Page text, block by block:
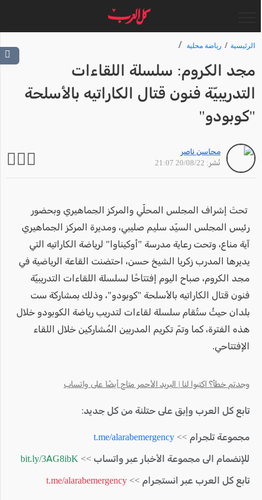
الرئيسية رياضة محلية
مجد الكروم: سلسلة اللقاءات
التدريبيّة فنون قتال الكاراتيه بالأسلحة
"كوبودو"
محاسن ناصر
نُشر: 20/08/22 21:07
تحتَ إشراف المجلس المحلّي والمركز الجماهيري وبحضور
رئيس المجلس السيّد سليم صليبي، ومديرة المركز الجماهيري
آية مناع، وتحت رعاية مدرسة "أوكيناوا" لرياضة الكاراتيه التي
يديرها المدرب زكريا الشيخ حسن، احتضنت القاعة الرياضية في
مجد الكروم، صباح اليوم إفتتاحًا لسلسلة اللقاءات التدريبيّة
فنون قتال الكاراتيه بالأسلحة "كوبودو"، وذلك بمشاركة ست
بلدان حيثُ ستُقام سلسلة لقاءات لتدريب رياضة الكوبودو خلال
هذه الفترة، كما وتمّ تكريم المدربين المُشاركين خلال اللقاء
الإفتتاحي.
وجدتم خطأ؟ اكتبوا لنا | البريد الأحمر متاح أيضًا على واتساب
تابع كل العرب وإبق على حتلنة من كل جديد:
مجموعة تلجرام >> t.me/alarabemergency
للإنضمام الى مجموعة الأخبار عبر واتساب >> bit.ly/3AG8ibK
تابع كل العرب عبر انستجرام >> t.me/alarabemergency